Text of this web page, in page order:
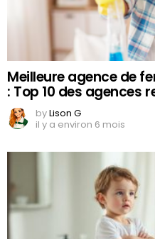
Meilleure agence de
: Top 10 des agences
byLison G
il y a environ 6 mois